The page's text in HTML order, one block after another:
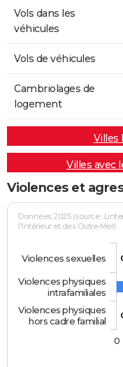
Vols dans les
véhicules
Vols de véhicules
Cambriolages de
logement
Villes
Villes avec
Violences et
Données 2025 (source :
l'Intérieur et des Outre-Mer)
Violences sexuelles
Violences physiques
intrafamiliales
Violences physiques
hors cadre familial
0